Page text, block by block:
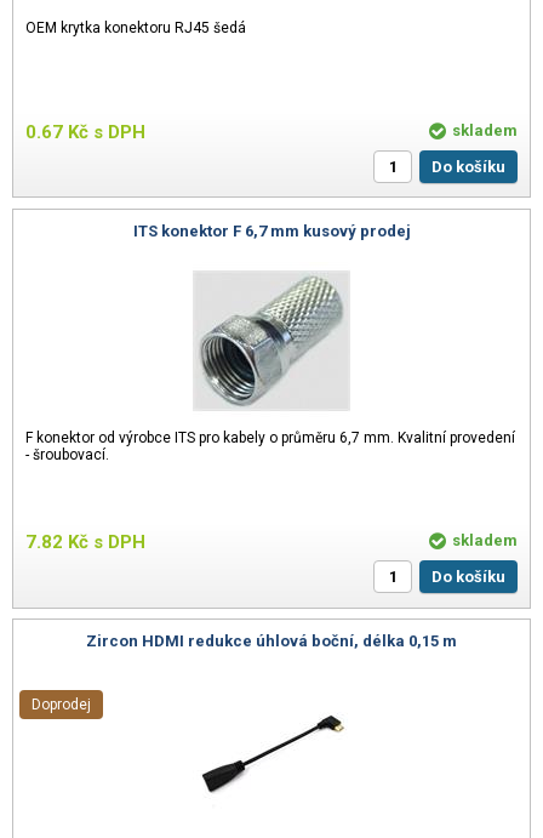
OEM krytka konektoru RJ45 šedá
0.67 Kč s DPH
skladem
Do košíku
ITS konektor F 6,7 mm kusový prodej
F konektor od výrobce ITS pro kabely o průměru 6,7 mm. Kvalitní provedení
- šroubovací.
7.82 Kč s DPH
skladem
Do košíku
Zircon HDMI redukce úhlová boční, délka 0,15 m
Doprodej